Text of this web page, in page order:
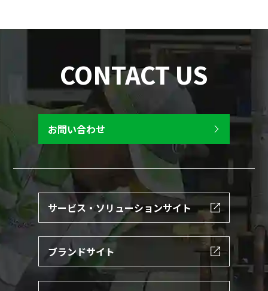
CONTACT US
お問い合わせ
サービス・ソリューションサイト
ブランドサイト